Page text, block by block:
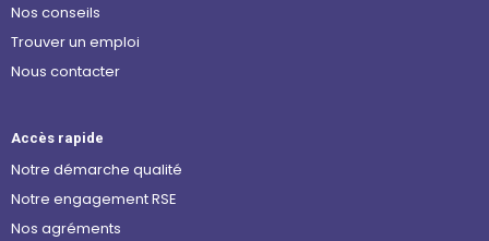
Nos conseils
Trouver un emploi
Nous contacter
Accès rapide
Notre démarche qualité
Notre engagement RSE
Nos agréments